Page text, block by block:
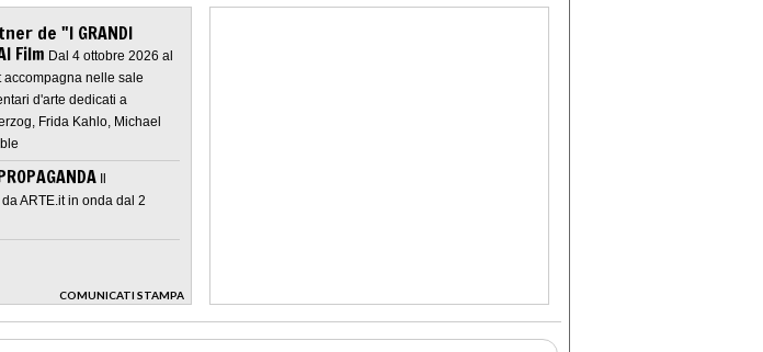
de "I GRANDI
Film Dal 4 ottobre 2026 al
accompagna nelle sale
d'arte dedicati a
Frida Kahlo, Michael
Il
ARTE.it in onda dal 2
COMUNICATI STAMPA
>